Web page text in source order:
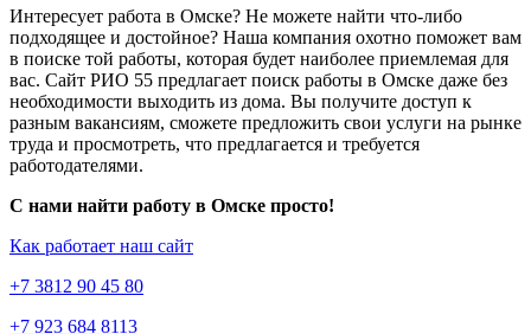
Интересует работа в Омске? Не можете найти что-либо
подходящее и достойное? Наша компания охотно поможет вам
в поиске той работы, которая будет наиболее приемлемая для
вас. Сайт РИО 55 предлагает поиск работы в Омске даже без
необходимости выходить из дома. Вы получите доступ к
разным вакансиям, сможете предложить свои услуги на рынке
труда и просмотреть, что предлагается и требуется
работодателями.
С нами найти работу в Омске просто!
Как работает наш сайт
+7 3812 90 45 80
+7 923 684 8113